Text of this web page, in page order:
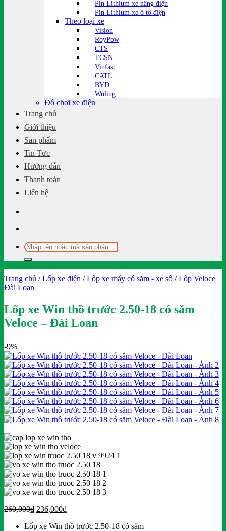
Pin Lithium xe nâng điện
Pin Lithium xe ô tô điện
Theo loại xe
Vision
RoyPow
CTS
TCSN
Vinfast
CATL
BYD
Wuling
Đồ chơi xe điện
Trang chủ
Giới thiệu
Sản phẩm
Tin Tức
Hướng dẫn
Thanh toán
Liên hệ
Tìm
kiếm:
Trang chủ / Lốp xe điện / Lốp xe máy có săm - xe số / Lốp Veloce
Đài Loan
Lốp xe Win thồ trước 2.50-18 có săm
Veloce – Đài Loan
-9%
260,000₫ Giá
là:
236,000₫Giá
tại
Lốp xe Win thồ trước 2.50-18 có săm